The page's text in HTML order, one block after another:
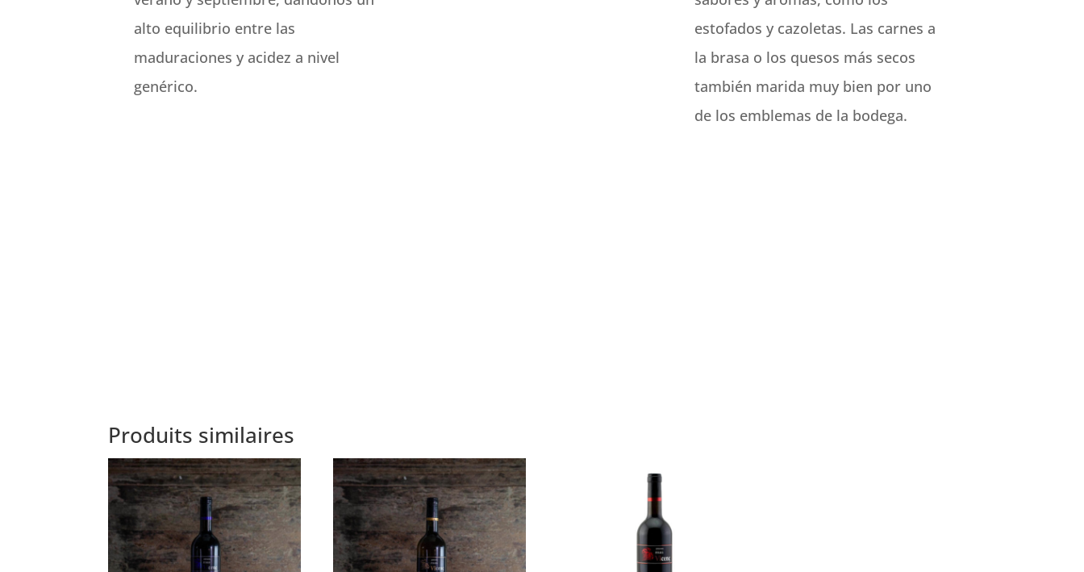
alto equilibrio entre las
maduraciones y acidez a nivel
genérico.
estofados y cazoletas. Las carnes a
la brasa o los quesos más secos
también marida muy bien por uno
de los emblemas de la bodega.
Produits similaires